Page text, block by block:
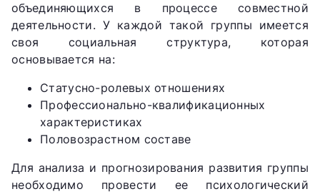
объединяющихся в процессе совместной
деятельности. У каждой такой группы имеется
своя социальная структура, которая
основывается на:
Статусно-ролевых отношениях
Профессионально-квалификационных
характеристиках
Половозрастном составе
Для анализа и прогнозирования развития группы
необходимо провести ее психологический